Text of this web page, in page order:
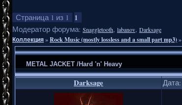
Страница 1 из 1 1
Модератор форума: Snaggletooth, labanov, Darksage
Коллекция»Rock Music (mostly lossless and a small part mp3)»
METAL JACKET /Hard 'n' Heavy
Darksage